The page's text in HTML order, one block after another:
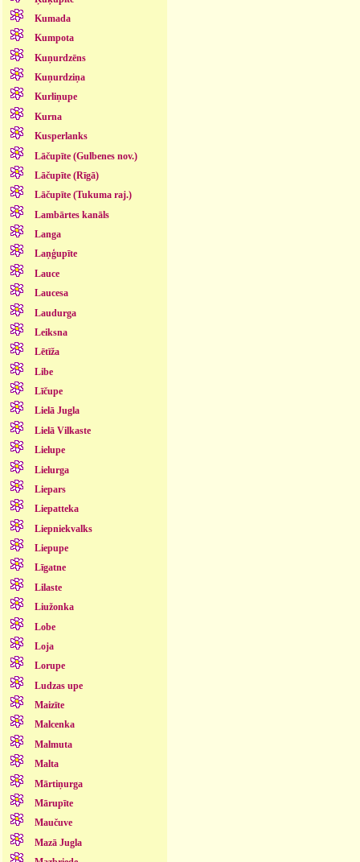
Kumada
Kumpota
Kuņurdzēns
Kuņurdziņa
Kurliņupe
Kurna
Kusperlanks
Lāčupīte (Gulbenes nov.)
Lāčupīte (Rīgā)
Lāčupīte (Tukuma raj.)
Lambārtes kanāls
Langa
Laņģupīte
Lauce
Laucesa
Laudurga
Leiksna
Lētīža
Libe
Līčupe
Lielā Jugla
Lielā Vilkaste
Lielupe
Lielurga
Liepars
Liepatteka
Liepniekvalks
Liepupe
Līgatne
Lilaste
Liužonka
Lobe
Loja
Lorupe
Ludzas upe
Maizīte
Malcenka
Malmuta
Malta
Mārtiņurga
Mārupīte
Maučuve
Mazā Jugla